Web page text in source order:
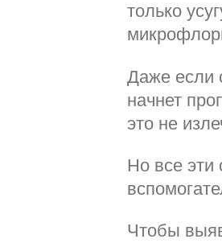
только
Даже если
начнет
это не
Но все эти
Чтобы